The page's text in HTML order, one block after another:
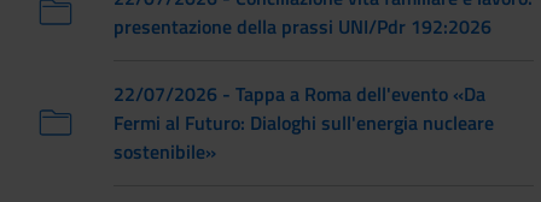
presentazione della prassi UNI/Pdr 192:2026
22/07/2026 - Tappa a Roma dell'evento «Da
Fermi al Futuro: Dialoghi sull'energia nucleare
sostenibile»